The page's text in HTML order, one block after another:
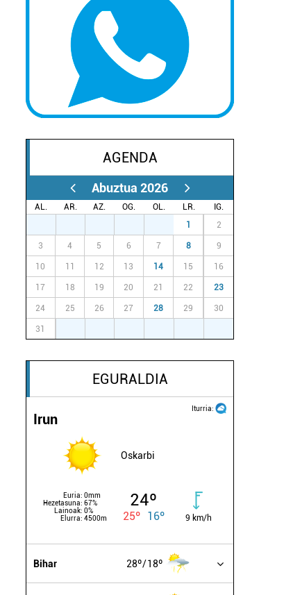
AGENDA
Abuztua 2026
AL. AR. AZ. OG. OL. LR.
IG.
1 2
3 4 5 6 7 8 9
10 11 12 13 14 15 16
17 18 19 20 21 22 23
24 25 26 27 28 29 30
31
EGURALDIA
Iturria:
Irun
Oskarbi
Euria: 0mm
Hezetasuna: 67%
Lainoak: 0%
Elurra: 4500m
24º
25º 16º 9 km/h
Bihar 28º 18º